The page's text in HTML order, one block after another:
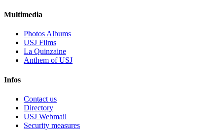
Multimedia
Photos Albums
USJ Films
La Quinzaine
Anthem of USJ
Infos
Contact us
Directory
USJ Webmail
Security measures